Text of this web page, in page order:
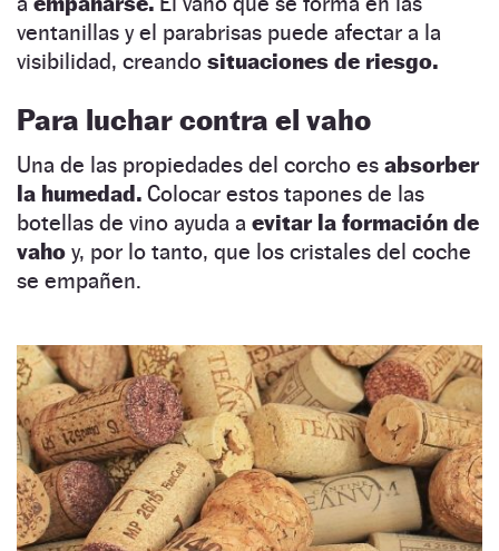
ventanillas y el parabrisas puede afectar a la
visibilidad, creando situaciones de riesgo.
Para luchar contra el vaho
Una de las propiedades del corcho es absorber
la humedad. Colocar estos tapones de las
botellas de vino ayuda a evitar la formación de
vaho y, por lo tanto, que los cristales del coche
se empañen.